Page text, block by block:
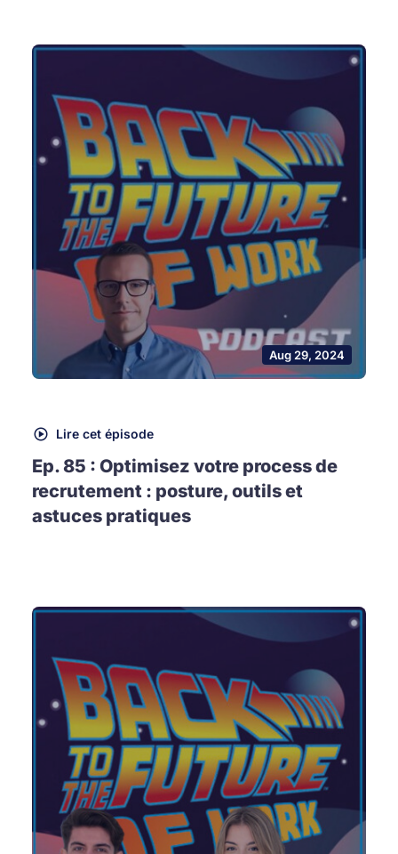
Aug 29, 2024
Lire cet épisode
Ep. 85 : Optimisez votre process de
recrutement : posture, outils et
astuces pratiques